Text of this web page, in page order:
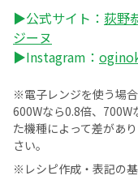
▶公式サイト： 荻野
ジーヌ
▶Instagram：
※電子レンジを使う場合
600Wなら0.8倍、700W
た機種によって差があ
さい。
※レシピ作成・表記の基